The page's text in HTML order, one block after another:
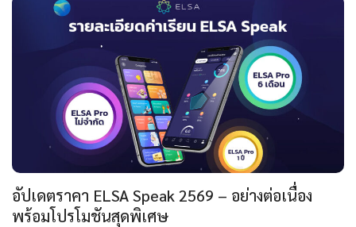
อัปเดตราคา ELSA Speak 2569 – อย่างต่อเนื่อง
พร้อมโปรโมชันสุดพิเศษ